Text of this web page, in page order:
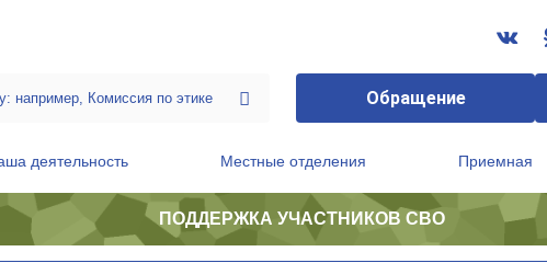
Обращение
деятельность Местные отделения Приемная
ПОДДЕРЖКА УЧАСТНИКОВ СВО